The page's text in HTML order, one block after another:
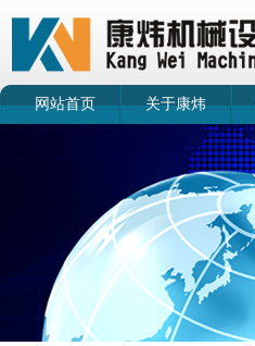
网站首页 关于康炜